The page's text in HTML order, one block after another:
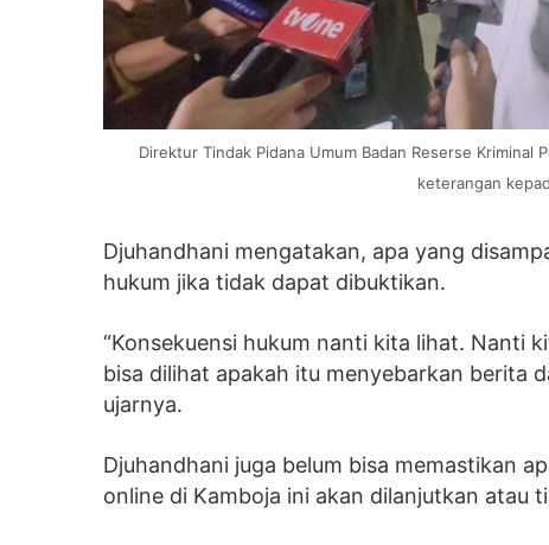
Direktur Tindak Pidana Umum Badan Reserse Kriminal
keterangan
Djuhandhani mengatakan, apa yang
hukum jika tidak dapat dibuktikan.
“Konsekuensi hukum nanti kita lihat. Nanti
bisa dilihat apakah itu menyebarkan berita
ujarnya.
Djuhandhani juga belum bisa memastikan
online di Kamboja ini akan dilanjutkan atau